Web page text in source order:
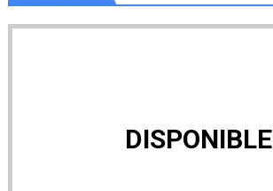
DISPONIBLE